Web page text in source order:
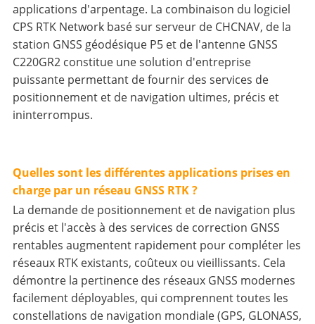
applications d'arpentage. La combinaison du logiciel
CPS RTK Network basé sur serveur de CHCNAV, de la
station GNSS géodésique P5 et de l'antenne GNSS
C220GR2 constitue une solution d'entreprise
puissante permettant de fournir des services de
positionnement et de navigation ultimes, précis et
ininterrompus.
Quelles sont les différentes applications prises en
charge par un réseau GNSS RTK ?
La demande de positionnement et de navigation plus
précis et l'accès à des services de correction GNSS
rentables augmentent rapidement pour compléter les
réseaux RTK existants, coûteux ou vieillissants. Cela
démontre la pertinence des réseaux GNSS modernes
facilement déployables, qui comprennent toutes les
constellations de navigation mondiale (GPS, GLONASS,